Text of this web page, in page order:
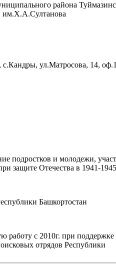
района
им.Х.А.Султанова
с.Кандры, ул.Матросова, 14,
подростков и молодежи,
защите Отечества в 1941-
Башкортостан
работу с 2010г. при поддержке
отрядов Республики